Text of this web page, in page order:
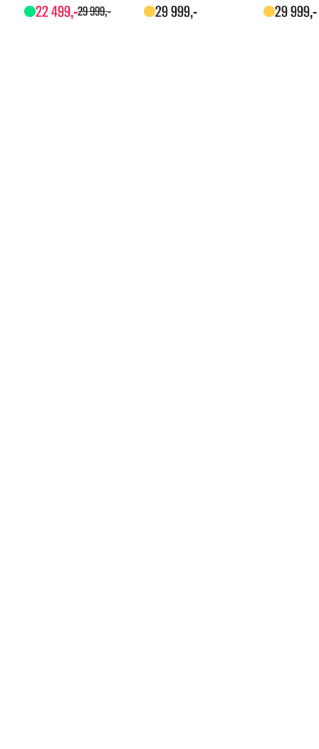
Ekrar - antall: 24/24
22499,-29999,- 29999,- 29999,-